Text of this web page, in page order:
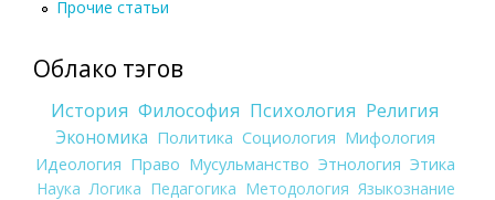
Прочие статьи
Облако тэгов
История Философия Психология Религия
Экономика Политика Социология Мифология
Идеология Право Мусульманство Этнология Этика
Наука Логика Педагогика Методология Языкознание